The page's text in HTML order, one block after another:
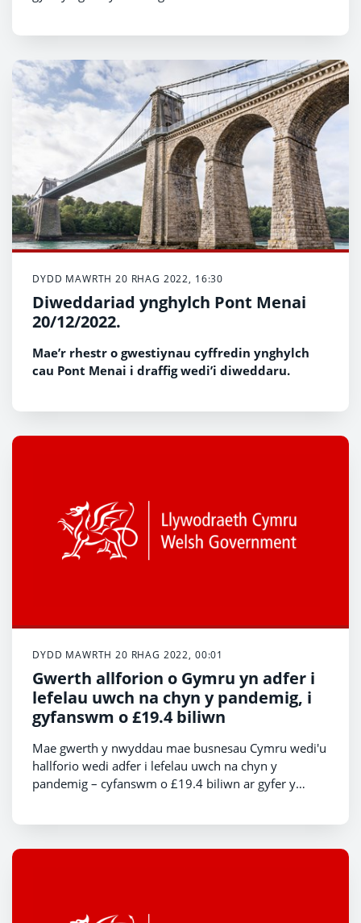
DYDD MAWRTH 20 RHAG 2022, 16:30
Diweddariad ynghylch Pont Menai
20/12/2022.
Mae’r rhestr o gwestiynau cyffredin ynghylch
cau Pont Menai i draffig wedi’i diweddaru.
DYDD MAWRTH 20 RHAG 2022, 00:01
Gwerth allforion o Gymru yn adfer i
lefelau uwch na chyn y pandemig, i
gyfanswm o £19.4 biliwn
Mae gwerth y nwyddau mae busnesau Cymru wedi'u
hallforio wedi adfer i lefelau uwch na chyn y
pandemig – cyfanswm o £19.4 biliwn ar gyfer y